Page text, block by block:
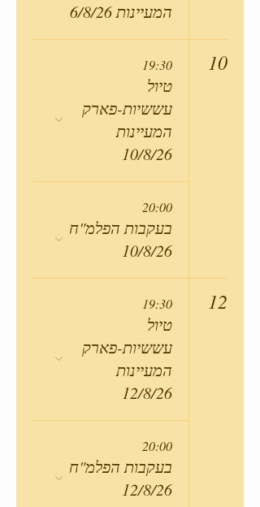
המעיינות 6/8/26
10
19:30
טיול
עששיות-פארק
המעיינות
10/8/26
20:00
בעקבות הפלמ"ח
10/8/26
12
19:30
טיול
עששיות-פארק
המעיינות
12/8/26
20:00
בעקבות הפלמ"ח
12/8/26